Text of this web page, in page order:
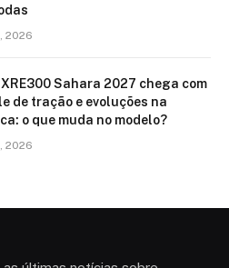
2026
Sahara 2027 chega com
de tração e evoluções na
o que muda no modelo?
2026